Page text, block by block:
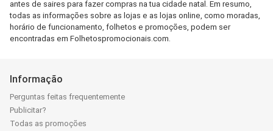
antes de saires para fazer compras na tua cidade natal. Em resumo,
todas as informações sobre as lojas e as lojas online, como moradas,
horário de funcionamento, folhetos e promoções, podem ser
encontradas em Folhetospromocionais.com.
Informação
Perguntas feitas frequentemente
Publicitar?
Todas as promoções